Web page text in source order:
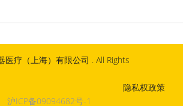
疗（上海）有限公司 . All Rights
隐私权政策
沪ICP备09094682号-1